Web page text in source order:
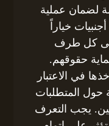
لضمان عملية
خياراً
على كل طرف
حقوقهم.
في الاعتبار
المتطلبات
يجب التعرف